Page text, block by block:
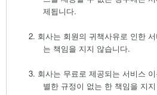
제됩니다.
2. 회사는 회원의 귀책사유로 인한
는 책임을 지지 않습니다.
3. 회사는 무료로 제공되는 서비스
별한 규정이 없는 한 책임을 지